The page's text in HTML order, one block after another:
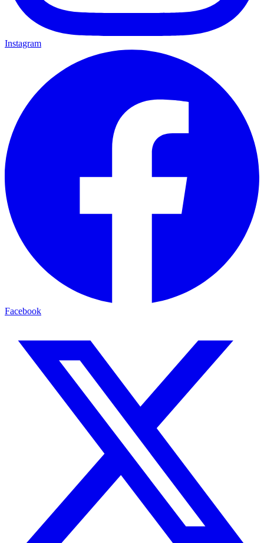
Instagram
Facebook